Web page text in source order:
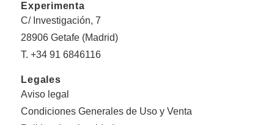
Experimenta
C/ Investigación, 7
28906 Getafe (Madrid)
T. +34 91 6846116
Legales
Aviso legal
Condiciones Generales de Uso y Venta